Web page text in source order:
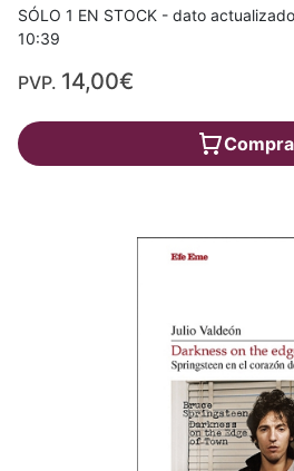
SÓLO 1 EN STOCK - dato
10:39
PVP. 14,00€